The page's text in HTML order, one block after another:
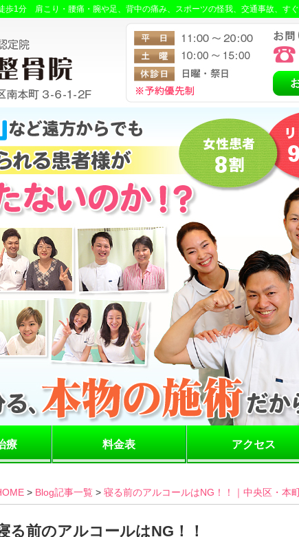
歩1分 肩こり・腰痛・腕や足、背中の痛み、スポーツの怪我、交通事故、すぐ
療 料金表 アクセス
> Blog記事一覧 > 寝る前のアルコールはNG！！｜中央区・本
る前のアルコールはNG！！